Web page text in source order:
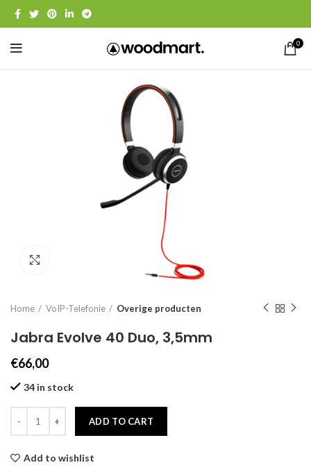
0
Home VoIP-Telefonie Overige producten
Jabra Evolve 40 Duo, 3,5mm
€66,00
34 in stock
ADD TO CART
Add to wishlist